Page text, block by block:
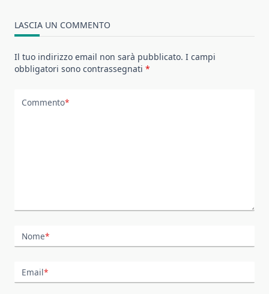
LASCIA UN COMMENTO
Il tuo indirizzo email non sarà pubblicato. I campi
obbligatori sono contrassegnati *
Commento*
Nome*
Email*